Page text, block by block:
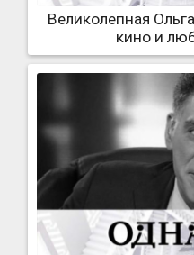
Великолепная
кино и